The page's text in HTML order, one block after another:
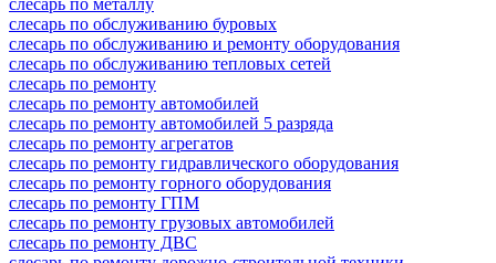
слесарь по обслуживанию буровых
слесарь по обслуживанию и ремонту оборудования
слесарь по обслуживанию тепловых сетей
слесарь по ремонту
слесарь по ремонту автомобилей
слесарь по ремонту автомобилей 5 разряда
слесарь по ремонту агрегатов
слесарь по ремонту гидравлического оборудования
слесарь по ремонту горного оборудования
слесарь по ремонту ГПМ
слесарь по ремонту грузовых автомобилей
слесарь по ремонту ДВС